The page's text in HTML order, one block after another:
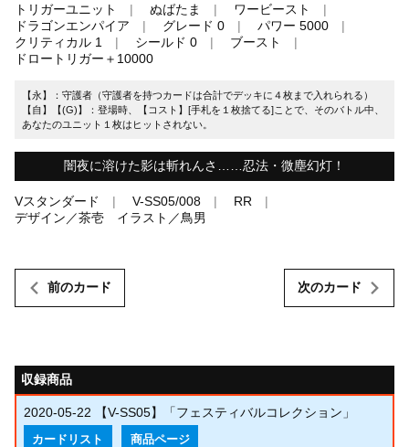
トリガーユニット ぬばたま
ワービースト
ドラゴンエンパイア
グレード 0
パワー 5000
クリティカル 1
シールド 0
ブースト
ドロートリガー＋10000
【永】：守護者（守護者を持つカードは合計でデッキに４枚まで入れられる）
【自】【(G)】：登場時、【コスト】[手札を１枚捨てる]ことで、そのバトル中、
あなたのユニット１枚はヒットされない。
闇夜に溶けた影は斬れんさ……忍法・微塵幻灯！
Vスタンダード V-SS05/008
RR
デザイン／茶壱 イラスト／鳥男
前のカード 次のカード
収録商品
2020-05-22 【V-SS05】「フェスティバルコレクション」
カードリスト 商品ページ